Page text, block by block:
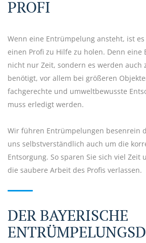
PROFI
Wenn eine Entrümpelung ansteht, ist
einen Profi zu Hilfe zu holen. Denn eine
nicht nur Zeit, sondern es werden auch
benötigt, vor allem bei größeren
fachgerechte und umweltbewusste
muss erledigt werden.
Wir führen Entrümpelungen besenrein
uns selbstverständlich auch um die
Entsorgung. So sparen Sie sich viel Zeit
die saubere Arbeit des Profis verlassen.
DER BAYERISCHE